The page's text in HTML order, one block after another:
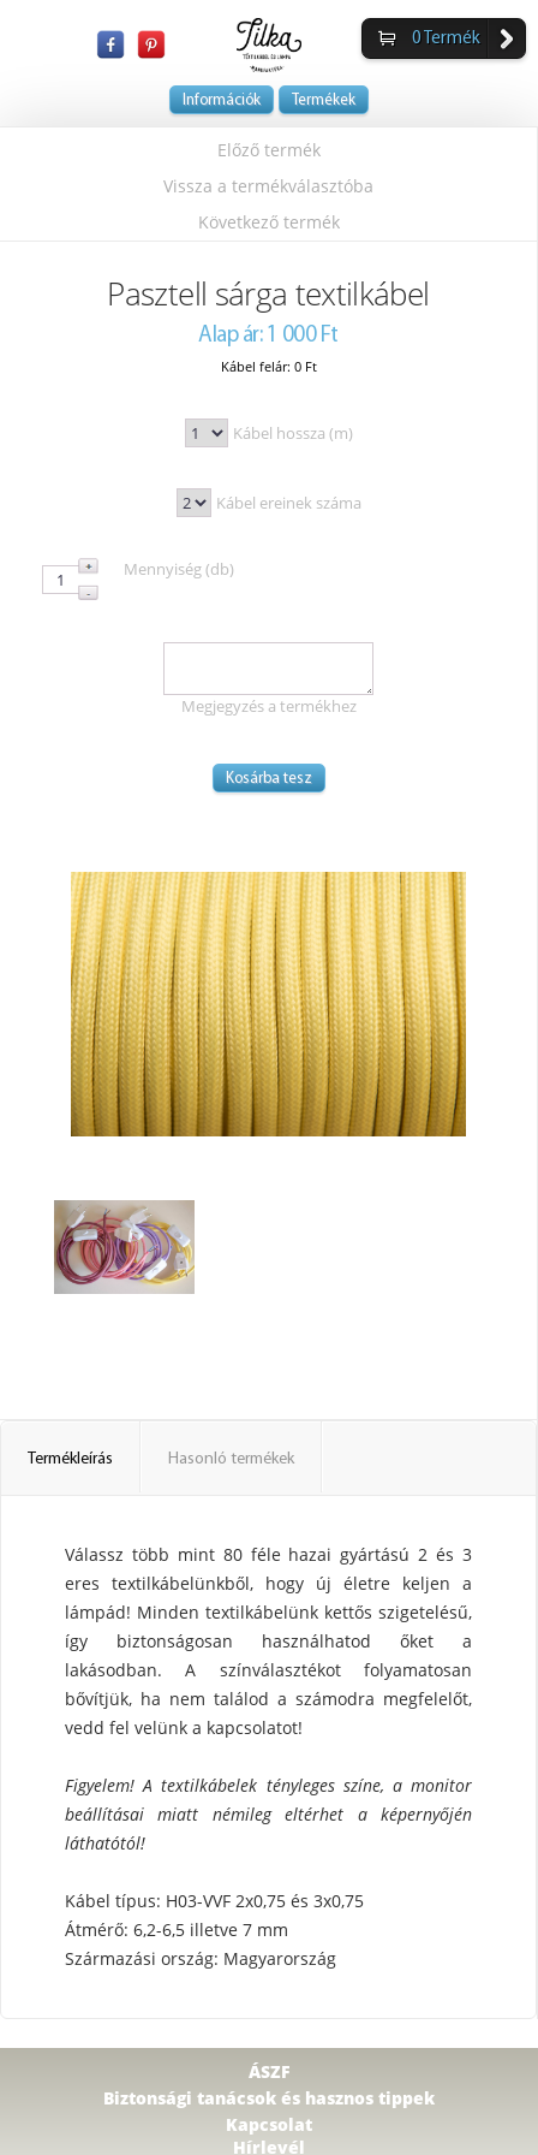
Információk Termékek
0 Termék
Előző termék
Vissza a termékválasztóba
Következő termék
Pasztell sárga textilkábel
Alap ár: 1 000 Ft
Kábel felár: 0 Ft
Kábel hossza (m)
Kábel ereinek száma
Mennyiség (db)
Megjegyzés a termékhez
Termékleírás Hasonló termékek
Válassz több mint 80 féle hazai gyártású 2 és 3
eres textilkábelünkből, hogy új életre keljen a
lámpád! Minden textilkábelünk kettős szigetelésű,
így biztonságosan használhatod őket a
lakásodban. A színválasztékot folyamatosan
bővítjük, ha nem találod a számodra megfelelőt,
vedd fel velünk a kapcsolatot!
Figyelem! A textilkábelek tényleges színe, a monitor
beállításai miatt némileg eltérhet a képernyőjén
láthatótól!
Kábel típus: H03-VVF 2x0,75 és 3x0,75
Átmérő: 6,2-6,5 illetve 7 mm
Származási ország: Magyarország
ÁSZF
Biztonsági tanácsok és hasznos tippek
Kapcsolat
Hírlevél